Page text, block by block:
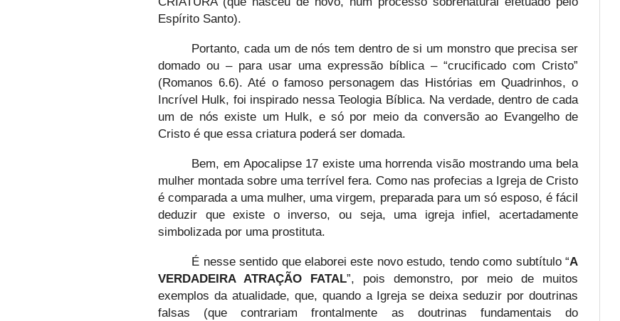
Espírito Santo).
Portanto, cada um de nós tem dentro de si um monstro que precisa ser
domado ou – para usar uma expressão bíblica – “crucificado com Cristo”
(Romanos 6.6). Até o famoso personagem das Histórias em Quadrinhos, o
Incrível Hulk, foi inspirado nessa Teologia Bíblica. Na verdade, dentro de cada
um de nós existe um Hulk, e só por meio da conversão ao Evangelho de
Cristo é que essa criatura poderá ser domada.
Bem, em Apocalipse 17 existe uma horrenda visão mostrando uma bela
mulher montada sobre uma terrível fera. Como nas profecias a Igreja de Cristo
é comparada a uma mulher, uma virgem, preparada para um só esposo, é fácil
deduzir que existe o inverso, ou seja, uma igreja infiel, acertadamente
simbolizada por uma prostituta.
É nesse sentido que elaborei este novo estudo, tendo como subtítulo “A
VERDADEIRA ATRAÇÃO FATAL”, pois demonstro, por meio de muitos
exemplos da atualidade, que, quando a Igreja se deixa seduzir por doutrinas
falsas (que contrariam frontalmente as doutrinas fundamentais do